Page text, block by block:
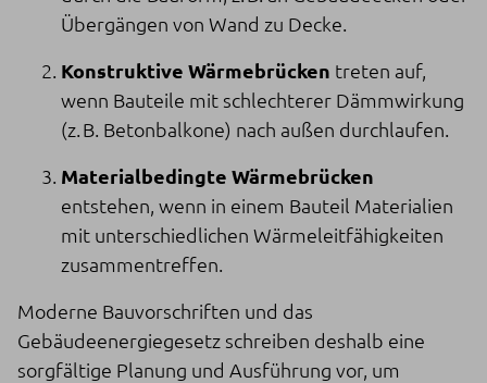
Übergängen von Wand zu Decke.
Konstruktive Wärmebrücken treten auf,
wenn Bauteile mit schlechterer Dämmwirkung
(z. B. Betonbalkone) nach außen durchlaufen.
Materialbedingte Wärmebrücken
entstehen, wenn in einem Bauteil Materialien
mit unterschiedlichen Wärmeleitfähigkeiten
zusammentreffen.
Moderne Bauvorschriften und das
Gebäudeenergiegesetz schreiben deshalb eine
sorgfältige Planung und Ausführung vor, um